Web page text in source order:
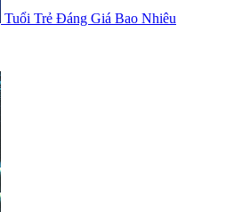
Tuổi Trẻ Đáng Giá Bao Nhiêu